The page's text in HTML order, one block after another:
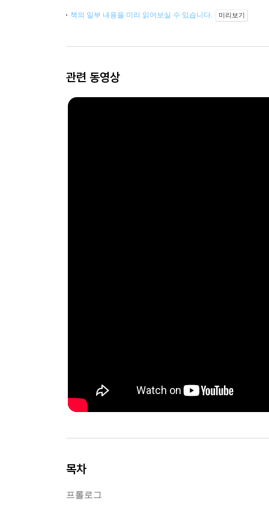
책의 일부 내용을 미리 읽어보실 수 있습니다. 미리보기
관련 동영상
목차
프롤로그